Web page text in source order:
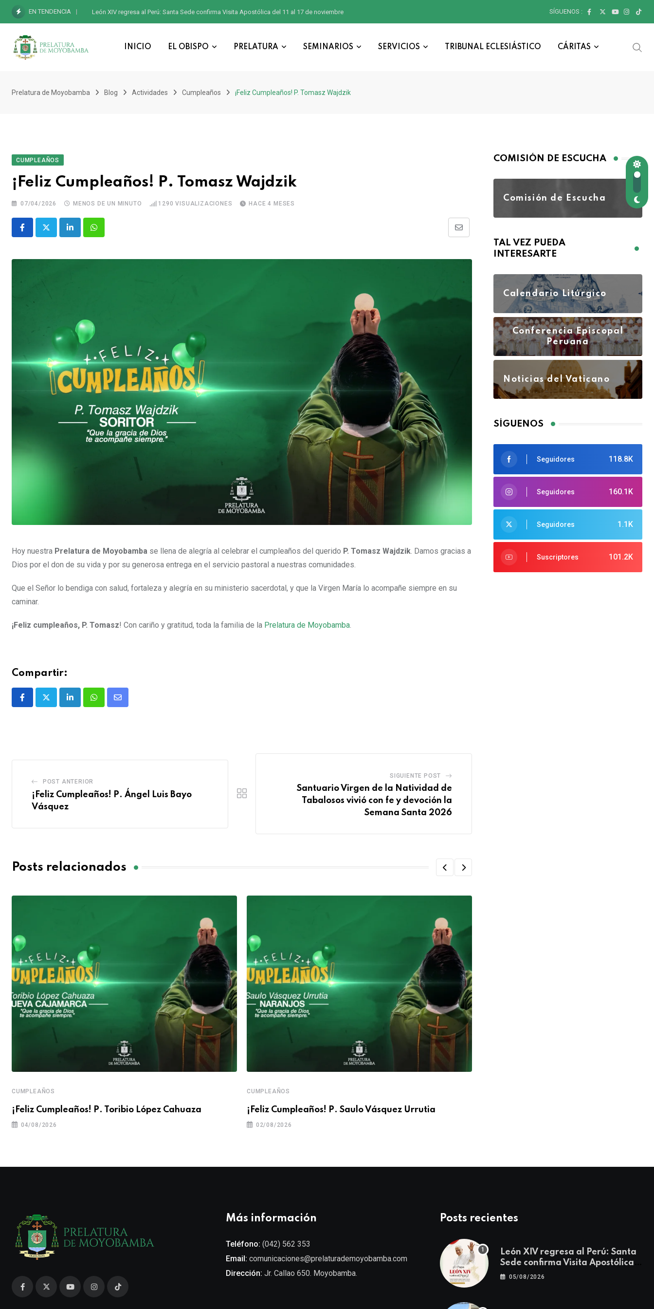
EN TENDENCIA León XIV regresa al Perú: Santa Sede confirma Visita Apostólica del 11 al 17 de noviembre SÍGUENOS :
INICIO EL OBISPO PRELATURA SEMINARIOS SERVICIOS TRIBUNAL ECLESIÁSTICO CÁRITAS
Prelatura de Moyobamba Blog Actividades Cumpleaños ¡Feliz Cumpleaños! P. Tomasz Wajdzik
CUMPLEAÑOS
¡Feliz Cumpleaños! P. Tomasz Wajdzik
07/04/2026 MENOS DE UN MINUTO 1290 VISUALIZACIONES HACE 4 MESES
Hoy nuestra Prelatura de Moyobamba se llena de alegría al celebrar el cumpleaños del querido P. Tomasz Wajdzik. Damos gracias a
Dios por el don de su vida y por su generosa entrega en el servicio pastoral a nuestras comunidades.
Que el Señor lo bendiga con salud, fortaleza y alegría en su ministerio sacerdotal, y que la Virgen María lo acompañe siempre en su
caminar.
¡Feliz cumpleaños, P. Tomasz! Con cariño y gratitud, toda la familia de la Prelatura de Moyobamba.
Compartir:
POST ANTERIOR
¡Feliz Cumpleaños! P. Ángel Luis Bayo
Vásquez
SIGUIENTE POST
Santuario Virgen de la Natividad de
Tabalosos vivió con fe y devoción la
Semana Santa 2026
Posts relacionados
CUMPLEAÑOS
¡Feliz Cumpleaños! P. Toribio López Cahuaza
04/08/2026
CUMPLEAÑOS
¡Feliz Cumpleaños! P. Saulo Vásquez Urrutia
02/08/2026
COMISIÓN DE ESCUCHA
Comisión de Escucha
TAL VEZ PUEDA
INTERESARTE
Calendario Litúrgico
Conferencia Episcopal
Peruana
Noticias del Vaticano
SÍGUENOS
118.8K
Seguidores
160.1K
Seguidores
1.1K
Seguidores
101.2K
Suscriptores
Más información
Teléfono: (042) 562 353
Email: comunicaciones@prelaturademoyobamba.com
Dirección: Jr. Callao 650. Moyobamba.
Posts recientes
León XIV regresa al Perú: Santa
Sede confirma Visita Apostólica
del 11 al 17 de noviembre
05/08/2026